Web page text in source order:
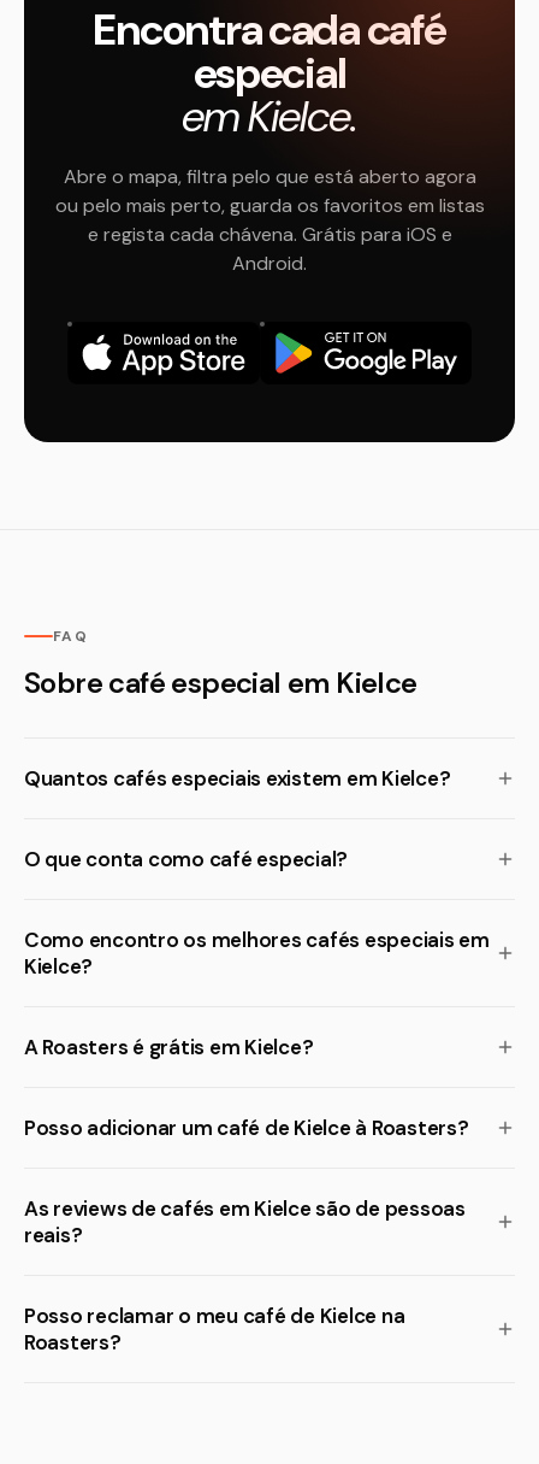
Encontra cada café
especial
em Kielce.
Abre o mapa, filtra pelo que está aberto agora
ou pelo mais perto, guarda os favoritos em listas
e regista cada chávena. Grátis para iOS e
Android.
FAQ
Sobre café especial em Kielce
Quantos cafés especiais existem em Kielce?
O que conta como café especial?
Como encontro os melhores cafés especiais em
Kielce?
A Roasters é grátis em Kielce?
Posso adicionar um café de Kielce à Roasters?
As reviews de cafés em Kielce são de pessoas
reais?
Posso reclamar o meu café de Kielce na
Roasters?